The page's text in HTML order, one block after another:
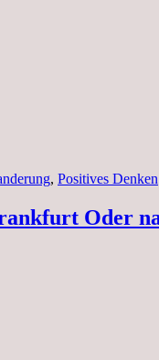
, Positives Denken
Oder